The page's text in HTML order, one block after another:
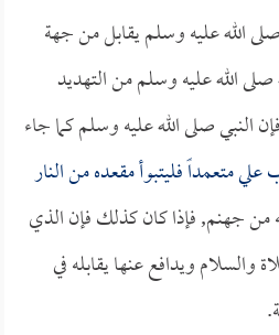
الله عليه وسلم يقابل من جهة
الله عليه وسلم من التهديد
النبي صلى الله عليه وسلم كما جاء
متعمداً فليتبوأ مقعده من النار
من جهنم, فإذا كان كذلك فإن الذي
ويدافع عنها يقابله في